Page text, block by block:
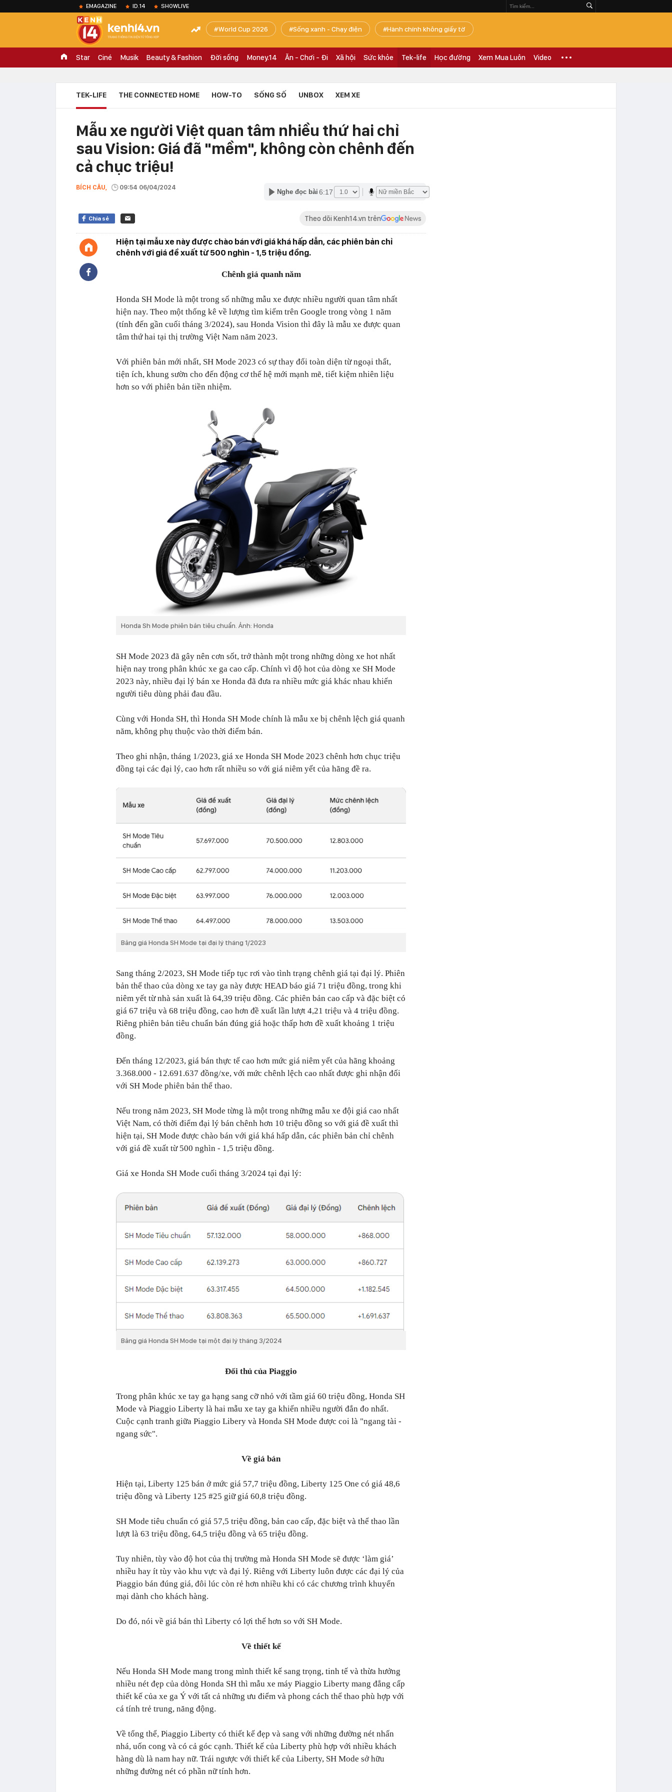
EMAGAZINE ID.14 SHOWLIVE
World Cup 2026 Sống xanh - Chạy điện Hành chính không giấy tờ
Star Ciné Musik Beauty & Fashion Đời sống Money.14 Ăn - Chơi - Đi Xã hội Sức khỏe Tek-life Học đường Xem Mua Luôn Video
TEK-LIFE THE CONNECTED HOME HOW-TO SỐNG SỐ UNBOX XEM XE
Mẫu xe người Việt quan tâm nhiều thứ hai chỉ
sau Vision: Giá đã "mềm", không còn chênh đến
cả chục triệu!
BÍCH CÂU, 09:54 06/04/2024
Nghe đọc bài 6:17
Chia sẻ Theo dõi Kenh14.vn trên
Hiện tại mẫu xe này được chào bán với giá khá hấp dẫn, các phiên bản chỉ
chênh với giá đề xuất từ 500 nghìn - 1,5 triệu đồng.
Chênh giá quanh năm
Honda SH Mode là một trong số những mẫu xe được nhiều người quan tâm nhất
hiện nay. Theo một thống kê về lượng tìm kiếm trên Google trong vòng 1 năm
(tính đến gần cuối tháng 3/2024), sau Honda Vision thì đây là mẫu xe được quan
tâm thứ hai tại thị trường Việt Nam năm 2023.
Với phiên bản mới nhất, SH Mode 2023 có sự thay đổi toàn diện từ ngoại thất,
tiện ích, khung sườn cho đến động cơ thế hệ mới mạnh mẽ, tiết kiệm nhiên liệu
hơn so với phiên bản tiền nhiệm.
Honda Sh Mode phiên bản tiêu chuẩn. Ảnh: Honda
SH Mode 2023 đã gây nên cơn sốt, trở thành một trong những dòng xe hot nhất
hiện nay trong phân khúc xe ga cao cấp. Chính vì độ hot của dòng xe SH Mode
2023 này, nhiều đại lý bán xe Honda đã đưa ra nhiều mức giá khác nhau khiến
người tiêu dùng phải đau đầu.
Cùng với Honda SH, thì Honda SH Mode chính là mẫu xe bị chênh lệch giá quanh
năm, không phụ thuộc vào thời điểm bán.
Theo ghi nhận, tháng 1/2023, giá xe Honda SH Mode 2023 chênh hơn chục triệu
đồng tại các đại lý, cao hơn rất nhiều so với giá niêm yết của hãng đề ra.
Bảng giá Honda SH Mode tại đại lý tháng 1/2023
Sang tháng 2/2023, SH Mode tiếp tục rơi vào tình trạng chênh giá tại đại lý. Phiên
bản thể thao của dòng xe tay ga này được HEAD báo giá 71 triệu đồng, trong khi
niêm yết từ nhà sản xuất là 64,39 triệu đồng. Các phiên bản cao cấp và đặc biệt có
giá 67 triệu và 68 triệu đồng, cao hơn đề xuất lần lượt 4,21 triệu và 4 triệu đồng.
Riêng phiên bản tiêu chuẩn bán đúng giá hoặc thấp hơn đề xuất khoảng 1 triệu
đồng.
Đến tháng 12/2023, giá bán thực tế cao hơn mức giá niêm yết của hãng khoảng
3.368.000 - 12.691.637 đồng/xe, với mức chênh lệch cao nhất được ghi nhận đối
với SH Mode phiên bản thể thao.
Nếu trong năm 2023, SH Mode từng là một trong những mẫu xe đội giá cao nhất
Việt Nam, có thời điểm đại lý bán chênh hơn 10 triệu đồng so với giá đề xuất thì
hiện tại, SH Mode được chào bán với giá khá hấp dẫn, các phiên bản chỉ chênh
với giá đề xuất từ 500 nghìn - 1,5 triệu đồng.
Giá xe Honda SH Mode cuối tháng 3/2024 tại đại lý:
Bảng giá Honda SH Mode tại một đại lý tháng 3/2024
Đối thủ của Piaggio
Trong phân khúc xe tay ga hạng sang cỡ nhỏ với tầm giá 60 triệu đồng, Honda SH
Mode và Piaggio Liberty là hai mẫu xe tay ga khiến nhiều người đắn đo nhất.
Cuộc cạnh tranh giữa Piaggio Libery và Honda SH Mode được coi là "ngang tài -
ngang sức".
Về giá bán
Hiện tại, Liberty 125 bán ở mức giá 57,7 triệu đồng, Liberty 125 One có giá 48,6
triệu đồng và Liberty 125 #25 giữ giá 60,8 triệu đồng.
SH Mode tiêu chuẩn có giá 57,5 triệu đồng, bản cao cấp, đặc biệt và thể thao lần
lượt là 63 triệu đồng, 64,5 triệu đồng và 65 triệu đồng.
Tuy nhiên, tùy vào độ hot của thị trường mà Honda SH Mode sẽ được ‘làm giá’
nhiều hay ít tùy vào khu vực và đại lý. Riêng với Liberty luôn được các đại lý của
Piaggio bán đúng giá, đôi lúc còn rẻ hơn nhiều khi có các chương trình khuyến
mại dành cho khách hàng.
Do đó, nói về giá bán thì Liberty có lợi thế hơn so với SH Mode.
Về thiết kế
Nếu Honda SH Mode mang trong mình thiết kế sang trọng, tinh tế và thừa hưởng
nhiều nét đẹp của dòng Honda SH thì mẫu xe máy Piaggio Liberty mang đẳng cấp
thiết kế của xe ga Ý với tất cả những ưu điểm và phong cách thể thao phù hợp với
cá tính trẻ trung, năng động.
Về tổng thể, Piaggio Liberty có thiết kế đẹp và sang với những đường nét nhấn
nhá, uốn cong và có cả góc cạnh. Thiết kế của Liberty phù hợp với nhiều khách
hàng dù là nam hay nữ. Trái ngược với thiết kế của Liberty, SH Mode sở hữu
những đường nét có phần nữ tính hơn.